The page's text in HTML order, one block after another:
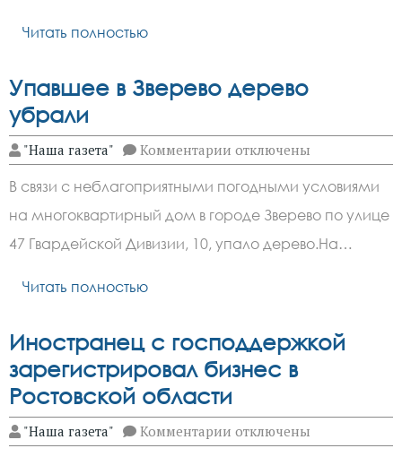
Читать полностью
Упавшее в Зверево дерево
убрали
"Наша газета" Комментарии к
записи
в
Зверево
дерево
убрали
отключены
В связи с неблагоприятными погодными условиями
на многоквартирный дом в городе Зверево по улице
47 Гвардейской Дивизии, 10, упало дерево.На…
Читать полностью
Иностранец с господдержкой
зарегистрировал бизнес в
Ростовской области
"Наша газета" Комментарии к
записи
отключены